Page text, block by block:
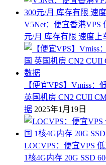
V5Net：便宜香港VPS
元/月 库存有限 速度上
【便宜VPS】Vmiss：
英国机房 CN2 CUII
据 2025年1月19日
LOCVPS：便宜VPS
1核4G内存 20G SSD